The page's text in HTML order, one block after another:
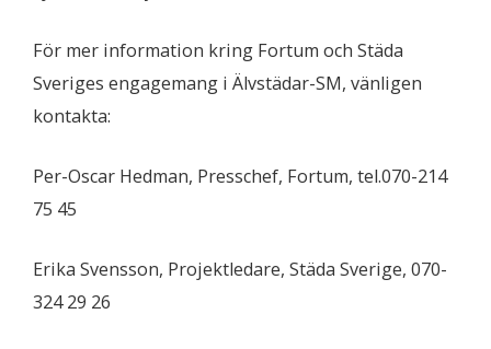
För mer information kring Fortum och Städa
Sveriges engagemang i Älvstädar-SM, vänligen
kontakta:
Per-Oscar Hedman, Presschef, Fortum, tel.070-214
75 45
Erika Svensson, Projektledare, Städa Sverige, 070-
324 29 26